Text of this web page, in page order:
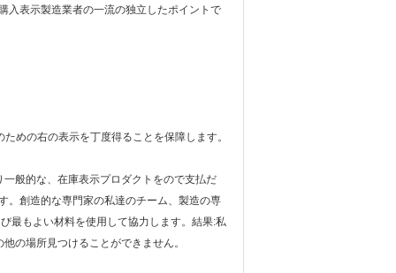
入表示製造業者の一流の独立したポイントで
めの右の表示を丁度得ることを保障します。
般的な、在庫表示プロダクトをので支払だ
。創造的な専門家の私達のチーム、製造の専
最もよい材料を使用して協力します。結果:私
の場所見つけることができません。